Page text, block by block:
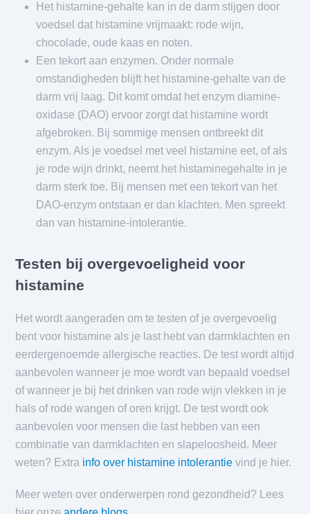
Het histamine-gehalte kan in de darm stijgen door
voedsel dat histamine vrijmaakt: rode wijn,
chocolade, oude kaas en noten.
Een tekort aan enzymen. Onder normale
omstandigheden blijft het histamine-gehalte van de
darm vrij laag. Dit komt omdat het enzym diamine-
oxidase (DAO) ervoor zorgt dat histamine wordt
afgebroken. Bij sommige mensen ontbreekt dit
enzym. Als je voedsel met veel histamine eet, of als
je rode wijn drinkt, neemt het histaminegehalte in je
darm sterk toe. Bij mensen met een tekort van het
DAO-enzym ontstaan er dan klachten. Men spreekt
dan van histamine-intolerantie.
Testen bij overgevoeligheid voor
histamine
Het wordt aangeraden om te testen of je overgevoelig
bent voor histamine als je last hebt van darmklachten en
eerdergenoemde allergische reacties. De test wordt altijd
aanbevolen wanneer je moe wordt van bepaald voedsel
of wanneer je bij het drinken van rode wijn vlekken in je
hals of rode wangen of oren krijgt. De test wordt ook
aanbevolen voor mensen die last hebben van een
combinatie van darmklachten en slapeloosheid. Meer
weten? Extra info over histamine intolerantie vind je hier.
Meer weten over onderwerpen rond gezondheid? Lees